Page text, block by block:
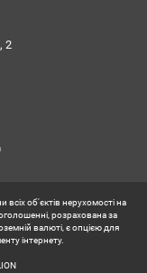
2
всіх об'єктів нерухомості на
розрахована за
валюті, є опцією для
інтернету.